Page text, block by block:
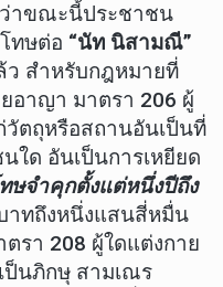
าขณะนี้ประชาชน
ทษต่อ “นัท นิสามณี”
ว สำหรับกฎหมายที่
อาญา มาตรา 206 ผู้
วัตถุหรือสถานอันเป็นที่
ใด อันเป็นการเหยียด
ษจำคุกตั้งแต่หนึ่งปีถึง
าทถึงหนึ่งแสนสี่หมื่น
รา 208 ผู้ใดแต่งกาย
ป็นภิกษุ สามเณร